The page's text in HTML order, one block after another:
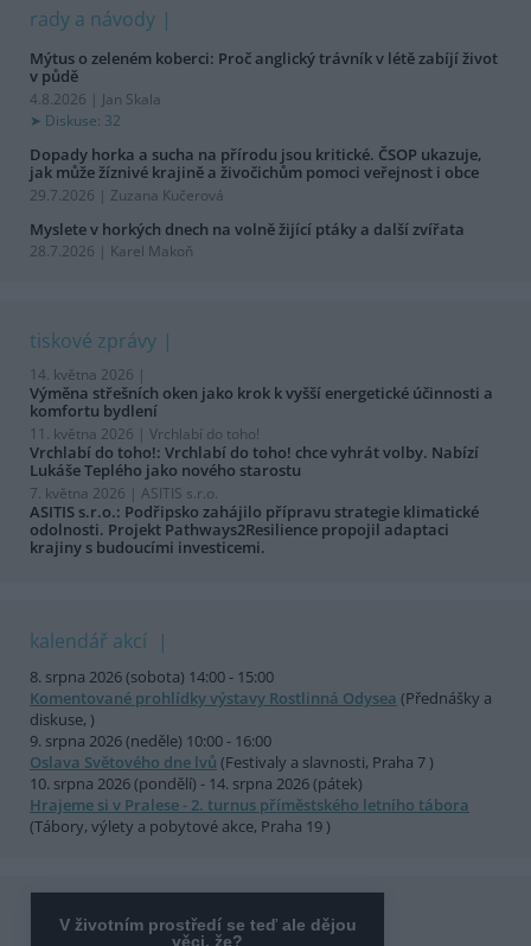
rady a návody
Mýtus o zeleném koberci: Proč anglický trávník v létě zabíjí život
v půdě
4.8.2026 | Jan Skala
Diskuse: 32
Dopady horka a sucha na přírodu jsou kritické. ČSOP ukazuje,
jak může žíznivé krajině a živočichům pomoci veřejnost i obce
29.7.2026 | Zuzana Kučerová
Myslete v horkých dnech na volně žijící ptáky a další zvířata
28.7.2026 | Karel Makoň
tiskové zprávy
14. května 2026 |
Výměna střešních oken jako krok k vyšší energetické účinnosti a
komfortu bydlení
11. května 2026 | Vrchlabí do toho!
Vrchlabí do toho!: Vrchlabí do toho! chce vyhrát volby. Nabízí
Lukáše Teplého jako nového starostu
7. května 2026 | ASITIS s.r.o.
ASITIS s.r.o.: Podřipsko zahájilo přípravu strategie klimatické
odolnosti. Projekt Pathways2Resilience propojil adaptaci
krajiny s budoucími investicemi.
kalendář akcí
8. srpna 2026 (sobota) 14:00 - 15:00
Komentované prohlídky výstavy Rostlinná Odysea (Přednášky a
diskuse, )
9. srpna 2026 (neděle) 10:00 - 16:00
Oslava Světového dne lvů (Festivaly a slavnosti, Praha 7 )
10. srpna 2026 (pondělí) - 14. srpna 2026 (pátek)
Hrajeme si v Pralese - 2. turnus příměstského letního tábora
(Tábory, výlety a pobytové akce, Praha 19 )